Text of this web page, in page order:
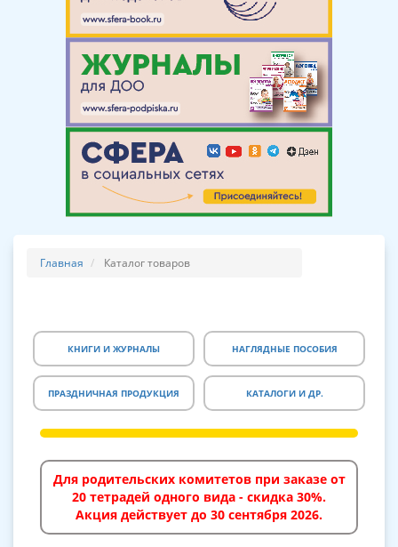
Главная Каталог товаров
КНИГИ И ЖУРНАЛЫ НАГЛЯДНЫЕ ПОСОБИЯ
ПРАЗДНИЧНАЯ ПРОДУКЦИЯ КАТАЛОГИ И ДР.
Для родительских комитетов при заказе от
20 тетрадей одного вида - скидка 30%.
Акция действует до 30 сентября 2026.